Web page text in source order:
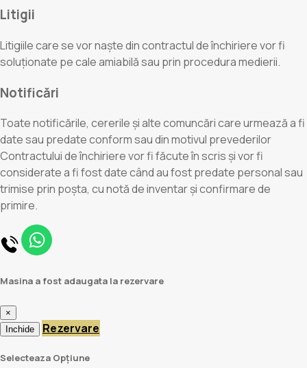
Litigii
Litigiile care se vor naște din contractul de închiriere vor fi
soluționate pe cale amiabilă sau prin procedura medierii.
Notificări
Toate notificările, cererile și alte comuncări care urmează a fi
date sau predate conform sau din motivul prevederilor
Contractului de închiriere vor fi făcute în scris și vor fi
considerate a fi fost date când au fost predate personal sau
trimise prin poșta, cu notă de inventar și confirmare de
primire.
Masina a fost adaugata la rezervare
×
Inchide
Rezervare
Selecteaza Opțiune